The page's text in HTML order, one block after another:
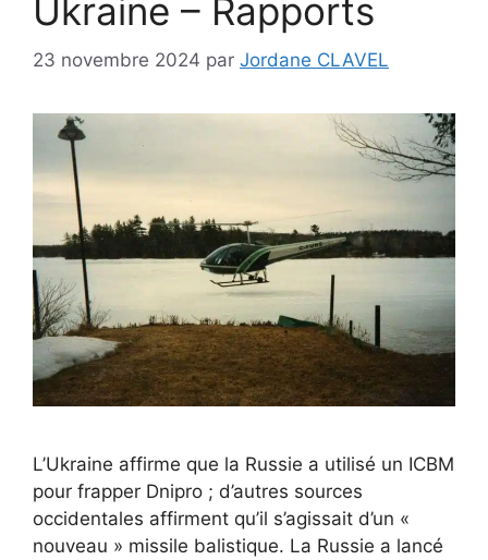
Ukraine – Rapports
23 novembre 2024 par Jordane CLAVEL
L’Ukraine affirme que la Russie a utilisé un ICBM
pour frapper Dnipro ; d’autres sources
occidentales affirment qu’il s’agissait d’un «
nouveau » missile balistique. La Russie a lancé